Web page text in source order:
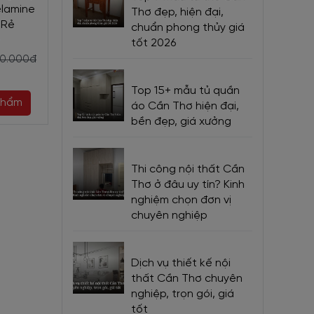
Melamine Nhiều Học Kéo
Tiện Dụng
Chọn sản phẩm
Melamine Màu
Thơ đẹp, hiện đại,
chuẩn phong thủy giá
tốt 2026
Top 15+ mẫu tủ quần
áo Cần Thơ hiện đại,
bền đẹp, giá xưởng
Thi công nội thất Cần
Thơ ở đâu uy tín? Kinh
nghiệm chọn đơn vị
chuyên nghiệp
Dịch vụ thiết kế nội
thất Cần Thơ chuyên
nghiệp, trọn gói, giá
tốt